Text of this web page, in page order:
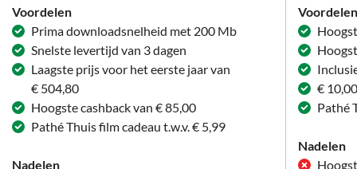
Voordelen
Prima downloadsnelheid met 200 Mb
Snelste levertijd van 3 dagen
Laagste prijs voor het eerste jaar van
€ 504,80
Hoogste cashback van € 85,00
Pathé Thuis film cadeau t.w.v. € 5,99
Nadelen
€
Pathé
Nadelen